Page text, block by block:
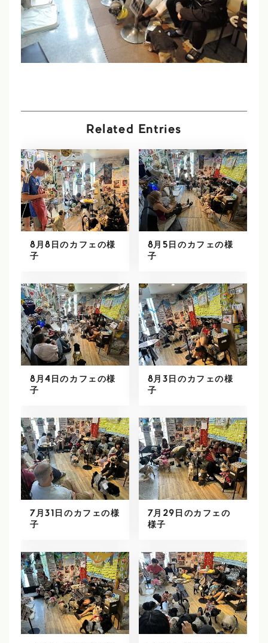
Related Entries
8月8日のカフェの様
子
8月5日のカフェの様
子
8月4日のカフェの様
子
8月3日のカフェの様
子
7月31日のカフェの様
子
7月29日のカフェの
様子